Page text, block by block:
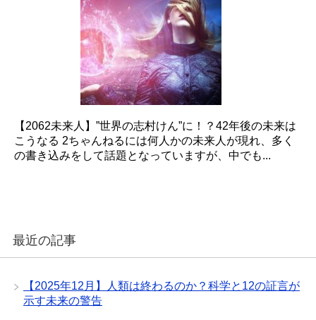
【2062未来人】”世界の志村けん”に！？42年後の未来は
こうなる 2ちゃんねるには何人かの未来人が現れ、多く
の書き込みをして話題となっていますが、中でも...
最近の記事
【2025年12月】人類は終わるのか？科学と12の証言が
示す未来の警告